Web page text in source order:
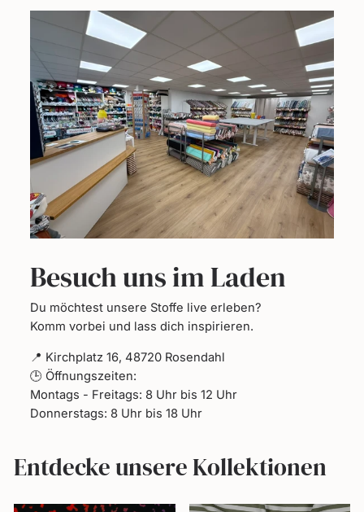
Besuch uns im Laden
Du möchtest unsere Stoffe live erleben?
Komm vorbei und lass dich inspirieren.
📍 Kirchplatz 16, 48720 Rosendahl
🕒 Öffnungszeiten:
Montags - Freitags: 8 Uhr bis 12 Uhr
Donnerstags: 8 Uhr bis 18 Uhr
Entdecke unsere Kollektionen